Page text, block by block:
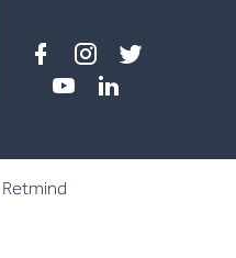
Facebook
instagram
twitter
Retmind